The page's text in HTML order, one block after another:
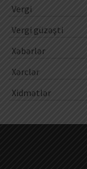
Vergi
Vergi güzəşti
Xəbərlər
Xərclər
Xidmətlər